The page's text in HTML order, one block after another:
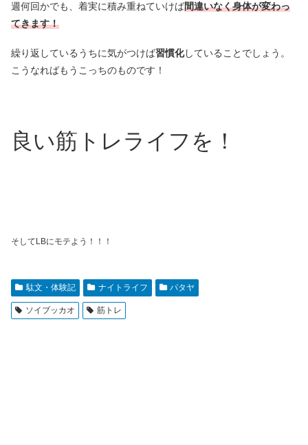
週何回かでも、着実に積み重ねていけば間違いなく身体が変わっ
てきます！
繰り返しているうちに気がつけば習慣化していることでしょう。
こうなればもうこっちのものです！
良い筋トレライフを！
そしてLBにモテよう！！！
駄文・体験記 ナイトライフ パタヤ
ソイブッカオ 筋トレ